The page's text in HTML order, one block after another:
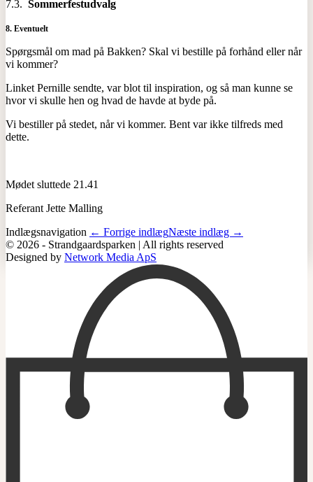
7.3. Sommerfestudvalg
8. Eventuelt
Spørgsmål om mad på Bakken? Skal vi bestille på forhånd eller når
vi kommer?
Linket Pernille sendte, var blot til inspiration, og så man kunne se
hvor vi skulle hen og hvad de havde at byde på.
Vi bestiller på stedet, når vi kommer. Bent var ikke tilfreds med
dette.
Mødet sluttede 21.41
Referant Jette Malling
Indlægsnavigation ← Forrige indlægNæste indlæg →
© 2026 - Strandgaardsparken | All rights reserved
Designed by Network Media ApS